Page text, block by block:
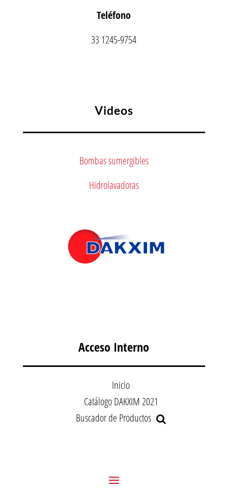
Teléfono
33 1245-9754
Videos
Bombas sumergibles
Hidrolavadoras
Acceso Interno
Inicio
Catálogo DAKXIM 2021
Buscador de Productos